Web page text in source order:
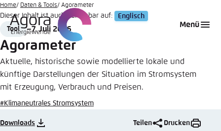
Zum
Hauptinhalt
gehen
Menü
Home Daten & Tools Agorameter
Dieser Inhalt ist auch verfügbar auf: Englisch
Format
Tool
Date
7. Juli 2026
Agorameter
Aktuelle, historische sowie modellierte lokale und
künftige Darstellungen der Situation im Stromsystem
mit Erzeugung, Verbrauch und Preisen.
#Klimaneutrales Stromsystem
Downloads Teilen Drucken
Login
Melden Sie sich an um ..., ... und ... zu verwalten.
Benutzername*
Passwort Passwort vergessen?
Sprache auswählen
Englisch
Agora Think Tanks
Erscheinungsbild der Webseite
Diese Webseite passt ihr Farbschema basierend
auf Ihren Einstellungen an. Wählen Sie aus,
welches Farbschema Sie für diese Webseite
verwenden möchten.
Hell